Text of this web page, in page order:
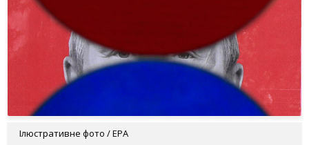
Ілюстративне фото / EPA